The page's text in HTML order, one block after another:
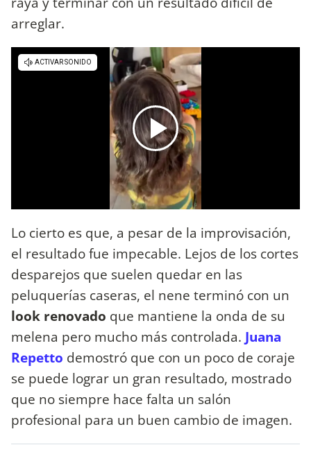
arreglar.
Lo cierto es que, a pesar de la improvisación,
el resultado fue impecable. Lejos de los cortes
desparejos que suelen quedar en las
peluquerías caseras, el nene terminó con un
look renovado que mantiene la onda de su
melena pero mucho más controlada. Juana
Repetto demostró que con un poco de coraje
se puede lograr un gran resultado, mostrado
que no siempre hace falta un salón
profesional para un buen cambio de imagen.